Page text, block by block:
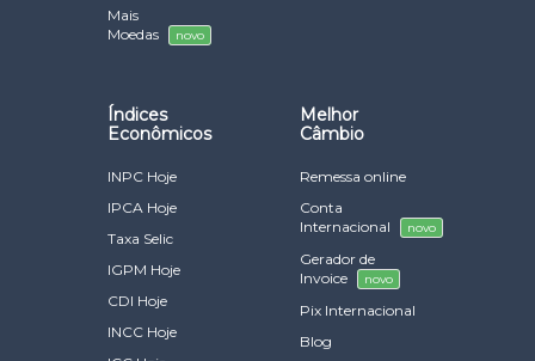
Mais
Moedas
novo
Índices
Econômicos
INPC Hoje
IPCA Hoje
Taxa Selic
IGPM Hoje
CDI Hoje
INCC Hoje
Melhor
Câmbio
Remessa online
Conta
Internacional
novo
Gerador de
Invoice
novo
Pix Internacional
Blog